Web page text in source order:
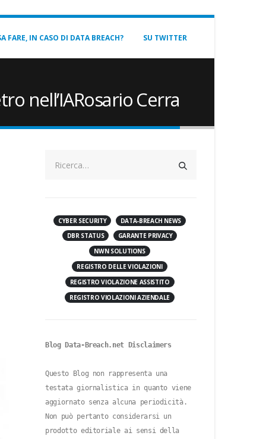
FARE, IN CASO DI DATA BREACH? SU TWITTER
nell’IARosario Cerra
CYBER SECURITY
DATA-BREACH NEWS
DBR STATUS
GARANTE PRIVACY
NWN SOLUTIONS
REGISTRO DELLE VIOLAZIONI
REGISTRO VIOLAZIONE ASSISTITO
REGISTRO VIOLAZIONI AZIENDALE
Blog Data-Breach.net Disclaimers
Questo Blog non rappresenta una
testata giornalistica in quanto viene
aggiornato senza alcuna periodicità.
Non può pertanto considerarsi un
prodotto editoriale ai sensi della